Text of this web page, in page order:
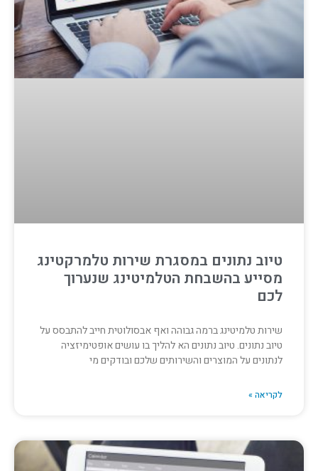
טיוב נתונים במסגרת שירות טלמרקטינג
מסייע בהשבחת הטלמיטינג שנערוך
לכם
שירות טלמיטינג ברמה גבוהה ואף אבסולוטית חייב להתבסס על
טיוב נתונים. טיוב נתונים הא להליך בו עושים אופטימיזציה
לנתונים על המוצרים והשירותים שלכם ובודקים מי
לקריאה »